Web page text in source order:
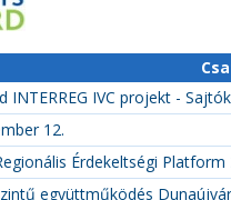
INTERREG IVC projekt -
12.
Érdekeltségi Platform
együttműködés